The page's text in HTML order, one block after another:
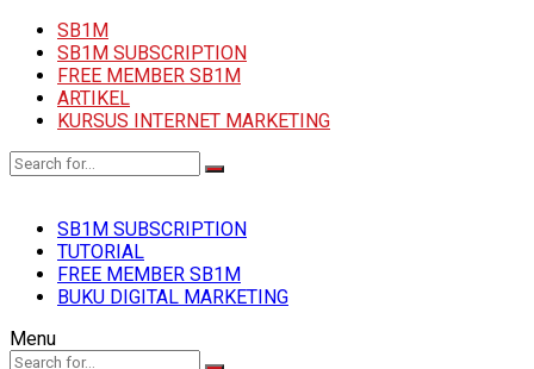
SB1M
SB1M SUBSCRIPTION
FREE MEMBER SB1M
ARTIKEL
KURSUS INTERNET MARKETING
SB1M SUBSCRIPTION
TUTORIAL
FREE MEMBER SB1M
BUKU DIGITAL MARKETING
Menu